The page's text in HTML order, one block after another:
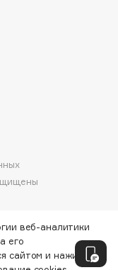
веб-аналитики
его
сайтом и нажимая